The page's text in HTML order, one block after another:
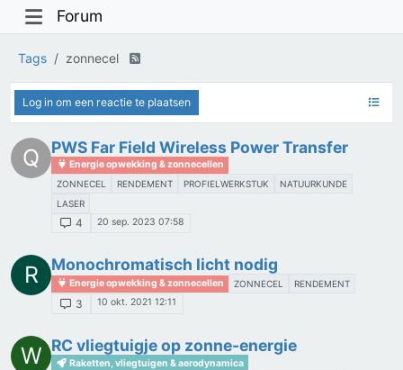
Forum
Tags zonnecel
Log in om een reactie te plaatsen
Q PWS Far Field Wireless Power Transfer
Energie opwekking & zonnecellen
ZONNECEL RENDEMENT PROFIELWERKSTUK
NATUURKUNDE
LASER
4 20 sep. 2023 07:58
R Monochromatisch licht nodig
Energie opwekking & zonnecellen ZONNECEL RENDEMENT
3 10 okt. 2021 12:11
W RC vliegtuigje op zonne-energie
Raketten, vliegtuigen & aerodynamica